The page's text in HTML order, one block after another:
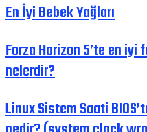
En İyi Bebek Yağları
Forza Horizon 5’te en
nelerdir?
Linux Sistem Saati